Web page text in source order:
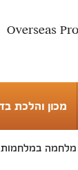
Overseas
מכון והלכת
במלחמות